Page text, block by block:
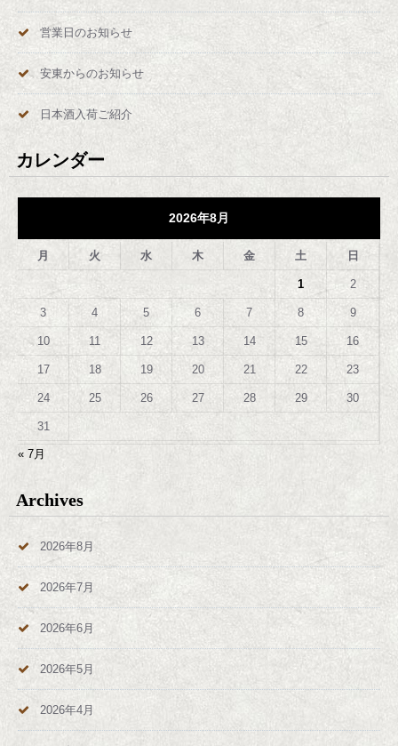
営業日のお知らせ
安東からのお知らせ
日本酒入荷ご紹介
カレンダー
2026年8月
月 火 水 木 金 土 日
1 2
3 4 5 6 7 8 9
10 11 12 13 14 15 16
17 18 19 20 21 22 23
24 25 26 27 28 29 30
31
« 7月
Archives
2026年8月
2026年7月
2026年6月
2026年5月
2026年4月